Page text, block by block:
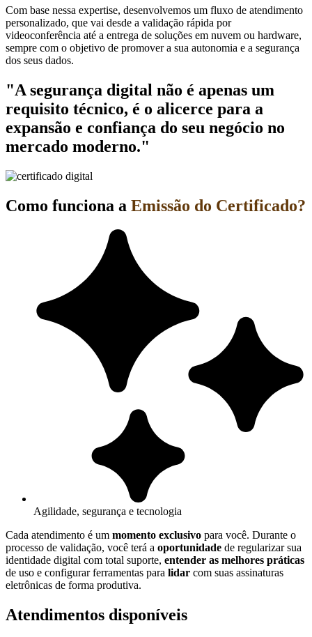
Com base nessa expertise, desenvolvemos um fluxo de atendimento
personalizado, que vai desde a validação rápida por
videoconferência até a entrega de soluções em nuvem ou hardware,
sempre com o objetivo de promover a sua autonomia e a segurança
dos seus dados.
"A segurança digital não é apenas um
requisito técnico, é o alicerce para a
expansão e confiança do seu negócio no
mercado moderno."
Como funciona a Emissão do Certificado?
Agilidade, segurança e tecnologia
Cada atendimento é um momento exclusivo para você. Durante o
processo de validação, você terá a oportunidade de regularizar sua
identidade digital com total suporte, entender as melhores práticas
de uso e configurar ferramentas para lidar com suas assinaturas
eletrônicas de forma produtiva.
Atendimentos disponíveis